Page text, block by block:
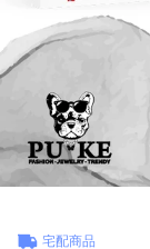
宅配商品